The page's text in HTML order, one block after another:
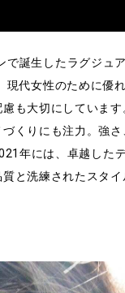
で誕生したラグジュ
代女性のために優
も大切にしていま
くりにも注力。強
年には、卓越した
と洗練されたスタイ